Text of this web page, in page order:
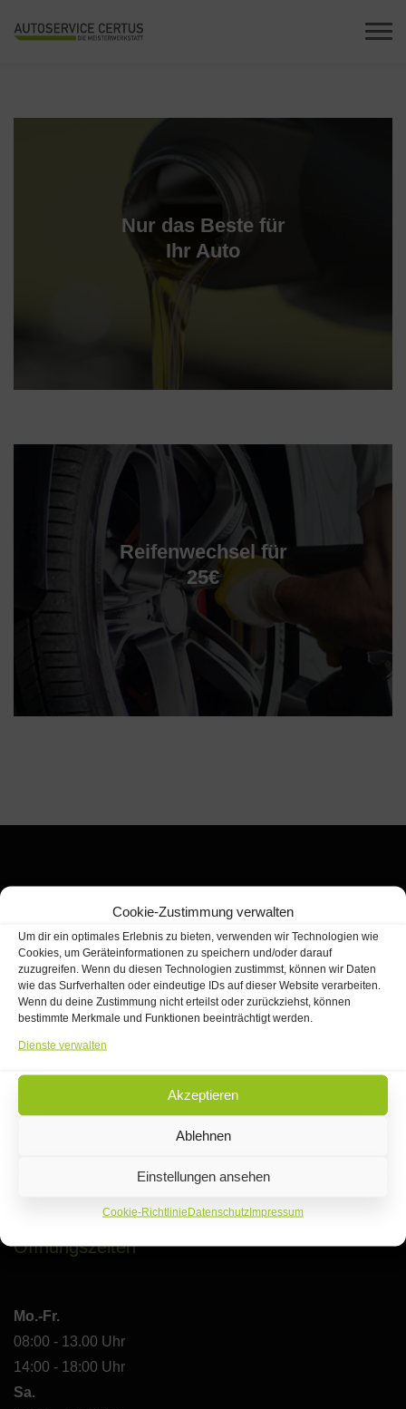
Cookie-Zustimmung verwalten
Um dir ein optimales Erlebnis zu bieten, verwenden wir Technologien wie
Cookies, um Geräteinformationen zu speichern und/oder darauf
zuzugreifen. Wenn du diesen Technologien zustimmst, können wir Daten
wie das Surfverhalten oder eindeutige IDs auf dieser Website verarbeiten.
Wenn du deine Zustimmung nicht erteilst oder zurückziehst, können
bestimmte Merkmale und Funktionen beeinträchtigt werden.
Dienste verwalten
Akzeptieren
Ablehnen
Einstellungen ansehen
Cookie-RichtlinieDatenschutzImpressum
Nur das Beste für
Ihr Auto
Reifenwechsel für
25€
Kontakt
Autoservice Certus
Edmund-Heusinger-Straße 8a
Tel: 06124 72 44 398
info@autoservice-certus.de
Öffnungszeiten
Mo.-Fr.
08:00 - 13.00 Uhr
14:00 - 18:00 Uhr
Sa.